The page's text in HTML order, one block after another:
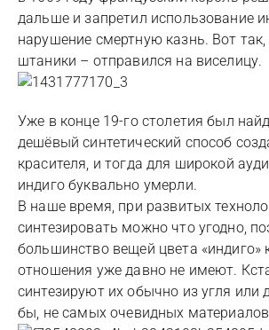
дальше и запретил использование
нарушение смертную казнь. Вот
штаники – отправился на виселицу.
Уже в конце 19-го столетия был
дешёвый синтетический способ
красителя, и тогда для широкой
индиго буквально умерли.
В наше время, при развитых
синтезировать можно что угодно,
большинство вещей цвета «индиго»
отношения уже давно не имеют.
синтезируют их обычно из угля или
бы, не самых очевидных